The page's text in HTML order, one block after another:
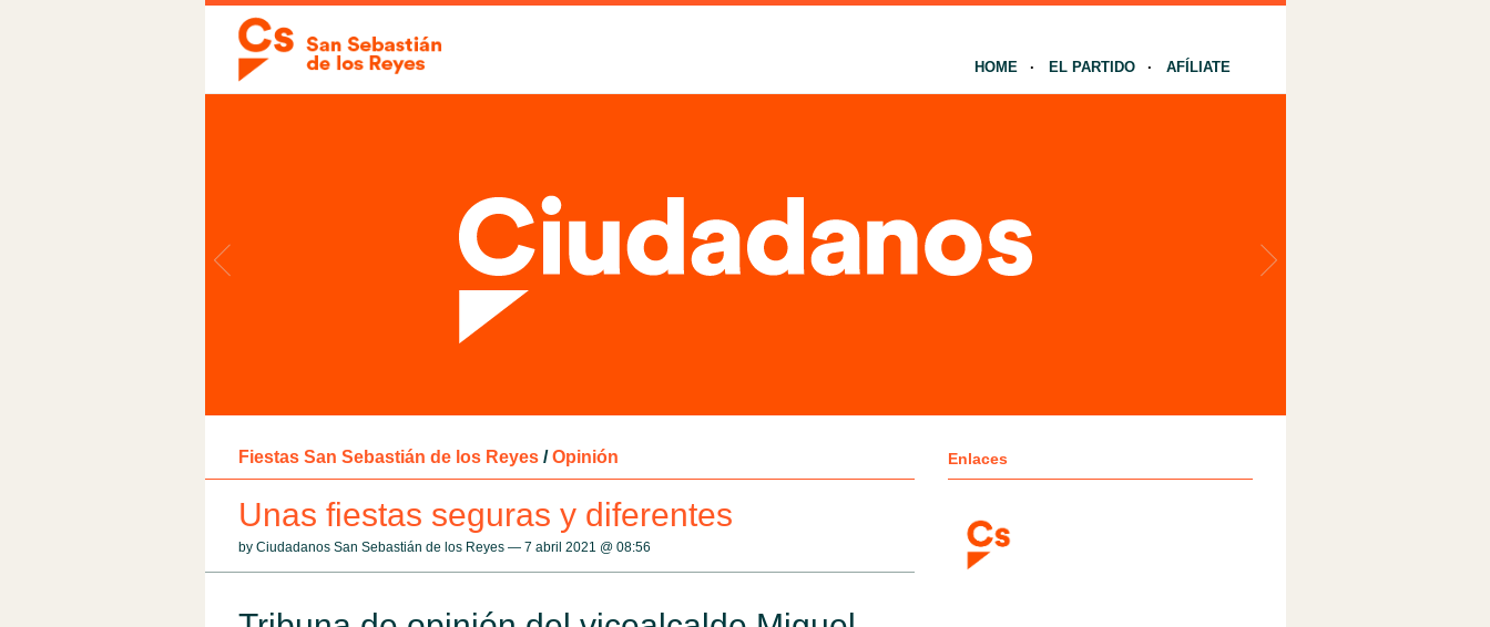
HOME EL PARTIDO AFÍLIATE
Fiestas San Sebastián de los Reyes / Opinión
Unas fiestas seguras y diferentes
by Ciudadanos San Sebastián de los Reyes — 7 abril 2021 @ 08:56
Enlaces